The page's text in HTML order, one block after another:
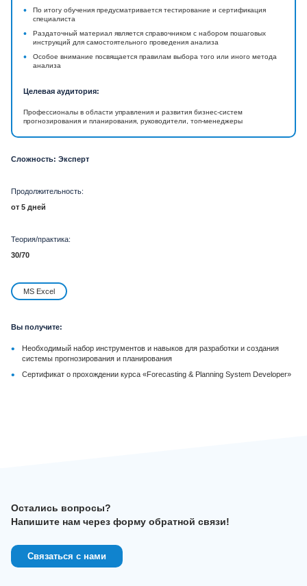
•
По итогу обучения предусматривается тестирование и сертификация
специалиста
•
Раздаточный материал является справочником с набором пошаговых
инструкций для самостоятельного проведения анализа
•
Особое внимание посвящается правилам выбора того или иного метода
анализа
Целевая аудитория:
Профессионалы в области управления и развития бизнес-систем
прогнозирования и планирования, руководители, топ-менеджеры
Сложность: Эксперт
Продолжительность:
от 5 дней
Теория/практика:
30/70
MS Excel
Вы получите:
•
Необходимый набор инструментов и навыков для разработки и создания
системы прогнозирования и планирования
• Сертификат о прохождении курса «Forecasting & Planning System Developer»
Остались вопросы?
Напишите нам через форму обратной связи!
Связаться с нами